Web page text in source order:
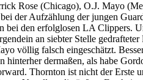
Rose (Chicago), O.J. Mayo
der Aufzählung der jungen
den erfolglosen LA Clippers.
an siebter Stelle
völlig falsch eingeschätzt.
dermaßen, als habe
Thornton ist nicht der Erste